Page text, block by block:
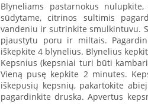
Blyneliams pastarnokus
sūdytame, citrinos sultimis
vandeniu ir sutrinkite smulkintuvu.
pjaustytu poru ir miltais.
iškepkite 4 blynelius. Blynelius
Kepsnius (kepsniai turi būti
Vieną pusę kepkite 2 minutes.
iškepusių kepsnių, pakartokite
pagardinkite druska. Apvertus